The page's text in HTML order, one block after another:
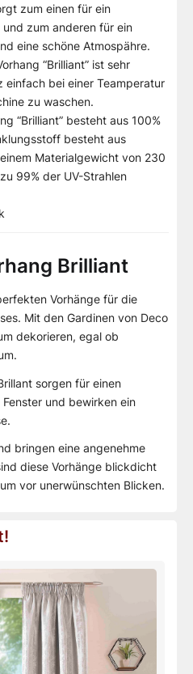
zum einen für ein
zum anderen für ein
eine schöne Atmospähre.
“Brilliant” ist sehr
einfach bei einer Teamperatur
zu waschen.
“Brilliant” besteht aus 100%
besteht aus
Materialgewicht von 230
99% der UV-Strahlen
Brilliant
Vorhänge für die
Mit den Gardinen von Deco
dekorieren, egal ob
sorgen für einen
und bewirken ein
bringen eine angenehme
diese Vorhänge blickdicht
vor unerwünschten Blicken.